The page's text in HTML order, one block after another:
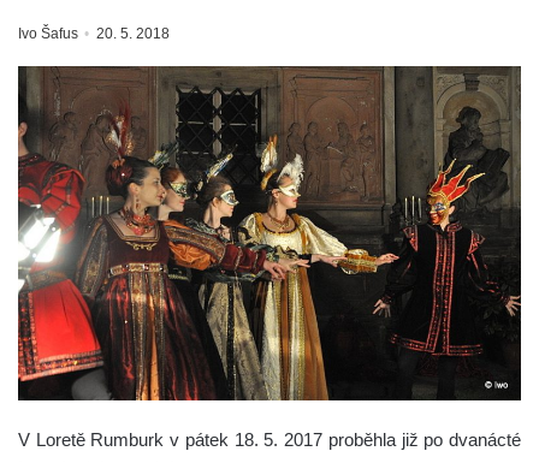
Ivo Šafus 20. 5. 2018
V Loretě Rumburk v pátek 18. 5. 2017 proběhla již po dvanácté